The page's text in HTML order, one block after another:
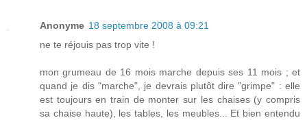
Anonyme 18 septembre 2008 à 09:21
ne te réjouis pas trop vite !
mon grumeau de 16 mois marche depuis ses 11 mois ; et
quand je dis "marche", je devrais plutôt dire "grimpe" : elle
est toujours en train de monter sur les chaises (y compris
sa chaise haute), les tables, les meubles... Et bien entendu